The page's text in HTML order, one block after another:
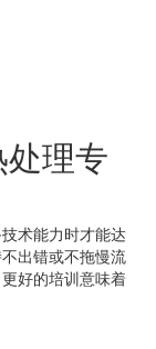
理专
术能力时才能达
出错或不拖慢流
好的培训意味着